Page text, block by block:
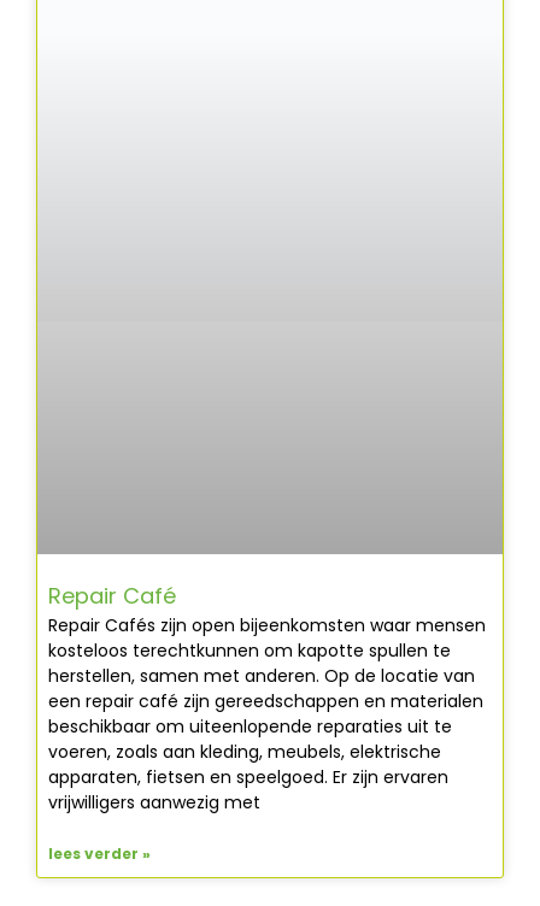
Repair Café
Repair Cafés zijn open bijeenkomsten waar mensen
kosteloos terechtkunnen om kapotte spullen te
herstellen, samen met anderen. Op de locatie van
een repair café zijn gereedschappen en materialen
beschikbaar om uiteenlopende reparaties uit te
voeren, zoals aan kleding, meubels, elektrische
apparaten, fietsen en speelgoed. Er zijn ervaren
vrijwilligers aanwezig met
lees verder »